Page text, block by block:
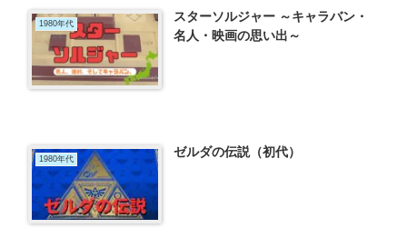
1980年代
スターソルジャー ～キャラバン・
名人・映画の思い出～
1980年代 ゼルダの伝説（初代）